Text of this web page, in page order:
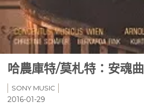
哈農庫特/莫札特：安魂曲
SONY MUSIC
2016-01-29